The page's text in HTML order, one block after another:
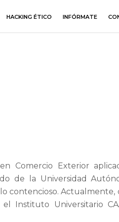
HACKING ÉTICO INFÓRMATE
Comercio Exterior
de la Universidad
contencioso. Actualmente,
Instituto Universitario